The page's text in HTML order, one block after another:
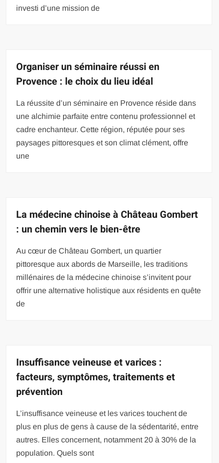
investi d’une mission de
Organiser un séminaire réussi en
Provence : le choix du lieu idéal
La réussite d’un séminaire en Provence réside dans
une alchimie parfaite entre contenu professionnel et
cadre enchanteur. Cette région, réputée pour ses
paysages pittoresques et son climat clément, offre
une
La médecine chinoise à Château Gombert
: un chemin vers le bien-être
Au cœur de Château Gombert, un quartier
pittoresque aux abords de Marseille, les traditions
millénaires de la médecine chinoise s’invitent pour
offrir une alternative holistique aux résidents en quête
de
Insuffisance veineuse et varices :
facteurs, symptômes, traitements et
prévention
L’insuffisance veineuse et les varices touchent de
plus en plus de gens à cause de la sédentarité, entre
autres. Elles concernent, notamment 20 à 30% de la
population. Quels sont